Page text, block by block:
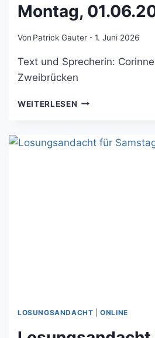
Montag,
Von Patrick Gauter 1. Juni 2026
Text und Sprecherin:
Zweibrücken
WEITERLESEN
01.06.2026
LOSUNGSANDACHT |ONLINE